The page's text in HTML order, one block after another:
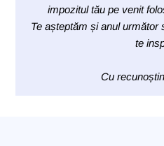
impozitul tău pe venit
Te așteptăm și anul
te
Cu